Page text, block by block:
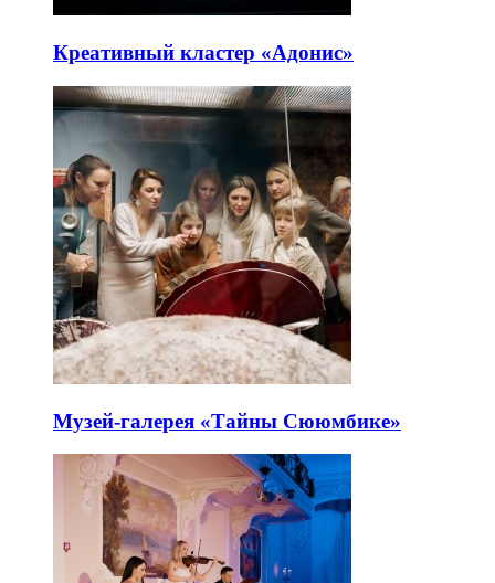
Креативный кластер «Адонис»
Музей-галерея «Тайны Сююмбике»